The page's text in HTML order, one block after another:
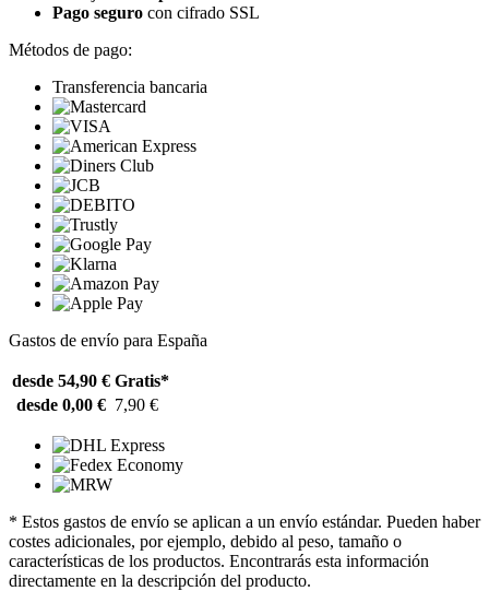
Pago seguro con cifrado SSL
Métodos de pago:
Transferencia bancaria
Gastos de envío para España
desde 54,90 € Gratis*
desde 0,00 € 7,90 €
* Estos gastos de envío se aplican a un envío estándar. Pueden haber
costes adicionales, por ejemplo, debido al peso, tamaño o
características de los productos. Encontrarás esta información
directamente en la descripción del producto.